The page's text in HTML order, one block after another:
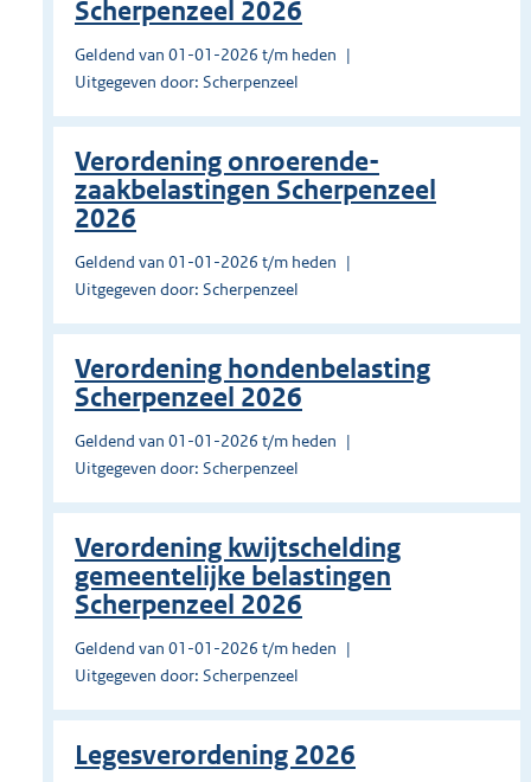
Scherpenzeel 2026
Geldend van 01-01-2026 t/m heden
Uitgegeven door: Scherpenzeel
Verordening onroerende-
zaakbelastingen Scherpenzeel
2026
Geldend van 01-01-2026 t/m heden
Uitgegeven door: Scherpenzeel
Verordening hondenbelasting
Scherpenzeel 2026
Geldend van 01-01-2026 t/m heden
Uitgegeven door: Scherpenzeel
Verordening kwijtschelding
gemeentelijke belastingen
Scherpenzeel 2026
Geldend van 01-01-2026 t/m heden
Uitgegeven door: Scherpenzeel
Legesverordening 2026